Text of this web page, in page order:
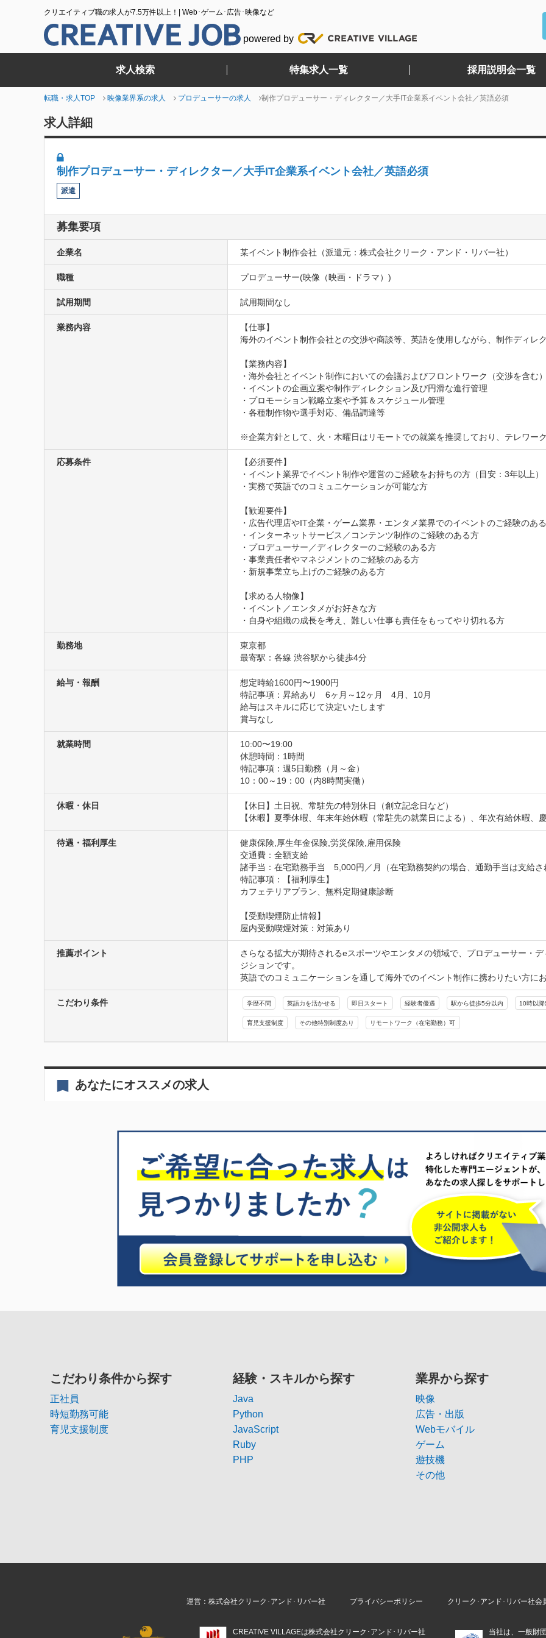
クリエイティブ職の求人が7.5万件以上！| Web･ゲーム･広告･映像など
powered by
求人検索 特集求人一覧 採用説明会一覧
転職・求人TOP 映像業界系の求人 プロデューサーの求人 制作プロデューサー・ディレクター／大手IT企業系イベント会社／英語必須
求人詳細
制作プロデューサー・ディレクター／大手IT企業系イベント会社／英語必須
派遣
募集要項
企業名 某イベント制作会社（派遣元：株式会社クリーク・アンド・リバー社）
職種 プロデューサー(映像（映画・ドラマ）)
試用期間 試用期間なし
業務内容
【仕事】
海外のイベント制作会社との交渉や商談等、英語を使用しながら、制作ディレ
【業務内容】
・海外会社とイベント制作においての会議およびフロントワーク（交渉を含む）
・イベントの企画立案や制作ディレクション及び円滑な進行管理
・プロモーション戦略立案や予算＆スケジュール管理
・各種制作物や選手対応、備品調達等
※企業方針として、火・木曜日はリモートでの就業を推奨しており、テレワー
応募条件
【必須要件】
・イベント業界でイベント制作や運営のご経験をお持ちの方（目安：3年以上）
・実務で英語でのコミュニケーションが可能な方
【歓迎要件】
・広告代理店やIT企業・ゲーム業界・エンタメ業界でのイベントのご経験のあ
・インターネットサービス／コンテンツ制作のご経験のある方
・プロデューサー／ディレクターのご経験のある方
・事業責任者やマネジメントのご経験のある方
・新規事業立ち上げのご経験のある方
【求める人物像】
・イベント／エンタメがお好きな方
・自身や組織の成長を考え、難しい仕事も責任をもってやり切れる方
勤務地
東京都
最寄駅：各線 渋谷駅から徒歩4分
給与・報酬
想定時給1600円〜1900円
特記事項：昇給あり　6ヶ月～12ヶ月　4月、10月
給与はスキルに応じて決定いたします
賞与なし
就業時間
10:00〜19:00
休憩時間：1時間
特記事項：週5日勤務（月～金）
10：00～19：00（内8時間実働）
休暇・休日
【休日】土日祝、常駐先の特別休日（創立記念日など）
【休暇】夏季休暇、年末年始休暇（常駐先の就業日による）、年次有給休暇
待遇・福利厚生
健康保険,厚生年金保険,労災保険,雇用保険
交通費：全額支給
諸手当：在宅勤務手当　5,000円／月（在宅勤務契約の場合、通勤手当は支給さ
特記事項：【福利厚生】
カフェテリアプラン、無料定期健康診断
【受動喫煙防止情報】
屋内受動喫煙対策：対策あり
推薦ポイント
さらなる拡大が期待されるeスポーツやエンタメの領域で、プロデューサー・
ジションです。
英語でのコミュニケーションを通して海外でのイベント制作に携わりたい方に
こだわり条件 学歴不問 英語力を活かせる 即日スタート 経験者優遇 駅から徒歩5分以内 10時以降
育児支援制度 その他特別制度あり リモートワーク（在宅勤務）可
あなたにオススメの求人
こだわり条件から探す
正社員
時短勤務可能
育児支援制度
経験・スキルから探す
Java
Python
JavaScript
Ruby
PHP
業界から探す
映像
広告・出版
Webモバイル
ゲーム
遊技機
その他
運営：株式会社クリーク･アンド･リバー社 プライバシーポリシー クリーク･アンド･リバー社会
CREATIVE VILLAGEは株式会社クリーク･アンド･リバー社 当社は、一般財